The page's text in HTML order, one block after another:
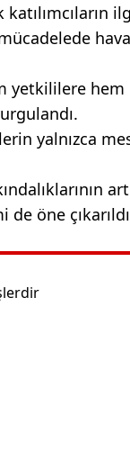
yetkililere
yalnızca
öne